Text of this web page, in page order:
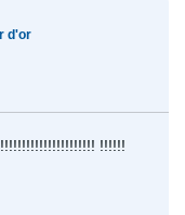
d'or
!!!!!!